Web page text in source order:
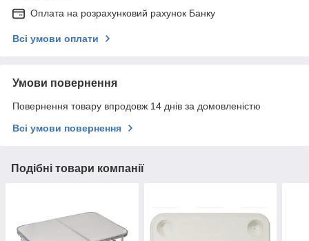
Оплата на розрахунковий рахунок Банку
Всі умови оплати
Умови повернення
Повернення товару впродовж 14 днів за домовленістю
Всі умови повернення
Подібні товари компанії